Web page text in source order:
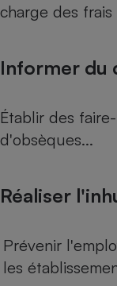
charge des
Informer du
Établir des
d'obsèques...
Réaliser
Prévenir
les